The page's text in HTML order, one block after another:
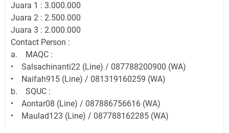
Juara 1 : 3.000.000
Juara 2 : 2.500.000
Juara 3 : 2.000.000
Contact Person :
a. MAQC :
• Salsachinanti22 (Line) / 087788200900 (WA)
• Naifah915 (Line) / 081319160259 (WA)
b. SQUC :
• Aontar08 (Line) / 087886756616 (WA)
• Maulad123 (Line) / 087788162285 (WA)